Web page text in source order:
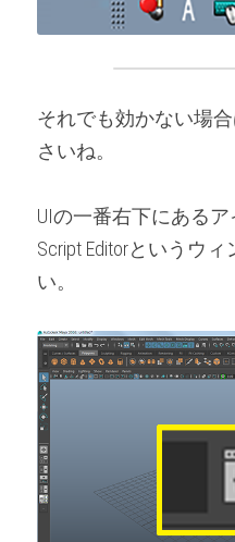
それでも効かない場
さいね。
UIの一番右下にあるア
Script Editorというウ
い。